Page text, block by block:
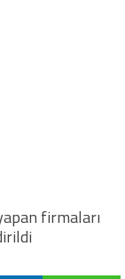
firmaları